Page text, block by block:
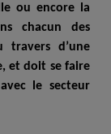
ou encore la
chacun des
travers d’une
et doit se faire
le secteur